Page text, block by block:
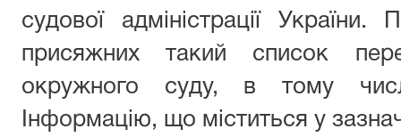
судової адміністрації
присяжних такий список
окружного суду, в тому
Інформацію, що міститься у